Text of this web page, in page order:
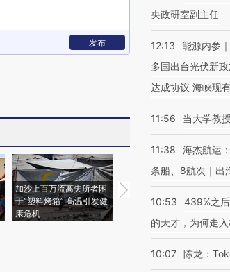
发布
加沙上百万流离失所者困
于“塑料烤箱” 高温引发健
康危机
视线｜HYROX的吸金
术：是什么让中产们甘
央政研室副主任
12:13
能源内参
多国出台光伏新
达成协议 海峡现
11:56 当大学教
11:38
海杰航运
条船、8航次｜出
10:53
439%之
的天才，为何走
10:07 陈龙：